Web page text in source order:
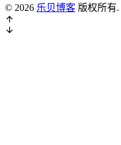
© 2026 乐贝博客 版权所有.